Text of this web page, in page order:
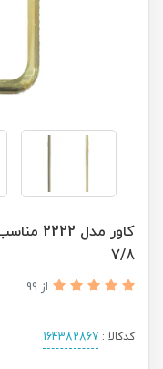
7/8
از 99
کدکالا : 164382867